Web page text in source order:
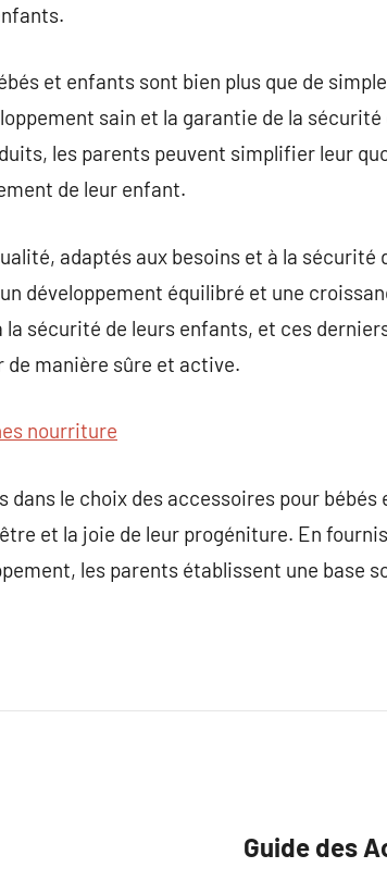
et enfants sont bien plus que de
sain et la garantie de la
les parents peuvent simplifier leur
de leur enfant.
adaptés aux besoins et à la sécurité
développement équilibré et une
sécurité de leurs enfants, et ces
de manière sûre et active.
nourriture
dans le choix des accessoires pour
et la joie de leur progéniture. En
les parents établissent une base
Guide des